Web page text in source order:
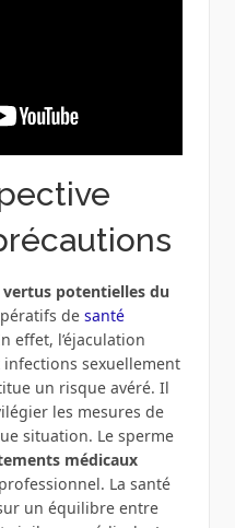
vertus potentielles du
de santé
effet, l’éjaculation
sexuellement
un risque avéré. Il
les mesures de
situation. Le sperme
médicaux
La santé
un équilibre entre